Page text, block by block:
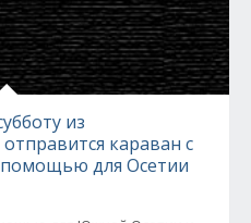
из
караван с
для Осетии